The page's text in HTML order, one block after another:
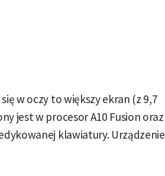
w oczy to większy ekran (z 9,7
jest w procesor A10 Fusion oraz
klawiatury. Urządzenie